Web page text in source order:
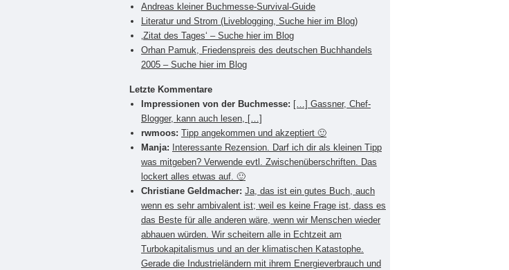
Andreas kleiner Buchmesse-Survival-Guide
Literatur und Strom (Liveblogging, Suche hier im Blog)
‚Zitat des Tages‘ – Suche hier im Blog
Orhan Pamuk, Friedenspreis des deutschen Buchhandels
2005 – Suche hier im Blog
Letzte Kommentare
Impressionen von der Buchmesse: […] Gassner, Chef-
Blogger, kann auch lesen, […]
rwmoos: Tipp angekommen und akzeptiert 🙂
Manja:
Interessante Rezension. Darf ich dir als kleinen Tipp
was mitgeben? Verwende evtl. Zwischenüberschriften. Das
lockert alles etwas auf. 🙂
Christiane Geldmacher: Ja, das ist ein gutes Buch, auch
wenn es sehr ambivalent ist; weil es keine Frage ist, dass es
das Beste für alle anderen wäre, wenn wir Menschen wieder
abhauen würden. Wir scheitern alle in Echtzeit am
Turbokapitalismus und an der klimatischen Katastophe.
Gerade die Industrieländern mit ihrem Energieverbrauch und